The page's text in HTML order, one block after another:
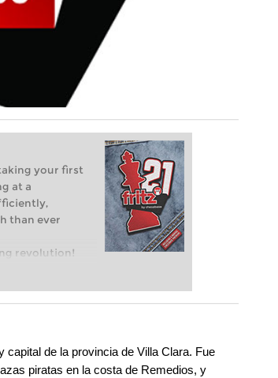
taking your first
at a
than ever
revolution!
of club chess,
capital de la provincia de Villa Clara. Fue
piratas en la costa de Remedios, y